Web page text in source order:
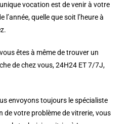
vocation est de venir à votre
l’année, quelle que soit l’heure à
êtes à même de trouver un
de chez vous, 24H24 ET 7/7J,
envoyons toujours le spécialiste
de votre problème de vitrerie, vous